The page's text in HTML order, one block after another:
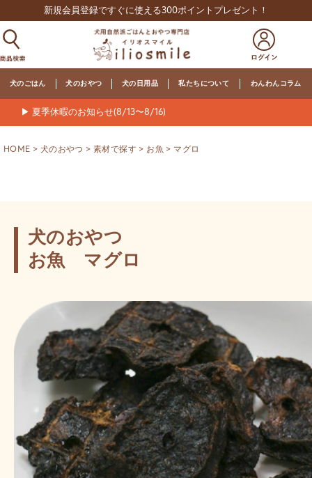
新規会員登録ですぐに使える300ポイントプレゼント！
犬のごはん 犬のおやつ 犬の日用品 私たちについて わんわんコラム
▶ 夏季休暇のお知らせ(8/13〜8/16)
HOME 犬のおやつ 素材で探す お魚 マグロ
犬のおやつ
お魚 マグロ